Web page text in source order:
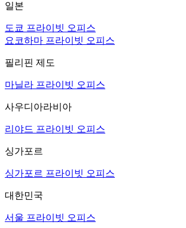
일본
도쿄 프라이빗 오피스
요코하마 프라이빗 오피스
필리핀 제도
마닐라 프라이빗 오피스
사우디아라비아
리야드 프라이빗 오피스
싱가포르
싱가포르 프라이빗 오피스
대한민국
서울 프라이빗 오피스